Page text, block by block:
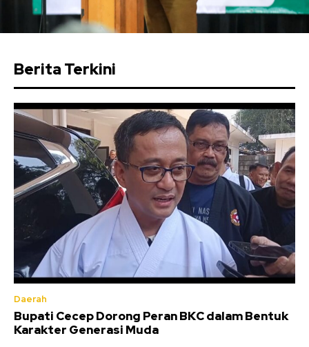
Berita Terkini
Daerah
Bupati Cecep Dorong Peran BKC dalam Bentuk
Karakter Generasi Muda